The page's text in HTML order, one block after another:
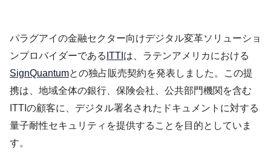
パラグアイの金融セクター向けデジタル変革ソリューショ
ンプロバイダーである ITTI は、ラテンアメリカにおける
SignQuantumとの独占販売契約を発表しました。この提
携は、地域全体の銀行、保険会社、公共部門機関を含む
ITTIの顧客に、デジタル署名されたドキュメントに対する
量子耐性セキュリティを提供することを目的としていま
す。